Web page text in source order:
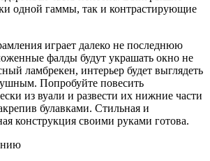
одной гаммы, так и контрастирующие
играет далеко не последнюю
фалды будут украшать окно не
ламбрекен, интерьер будет выглядеть
Попробуйте повесить
из вуали и развести их нижние части
булавками. Стильная и
конструкция своими руками готова.